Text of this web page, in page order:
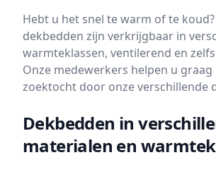
Hebt u het snel te warm of te koud?
dekbedden zijn verkrijgbaar in
warmteklassen, ventilerend en
Onze medewerkers helpen u graag
zoektocht door onze verschillende
Dekbedden in
materialen en